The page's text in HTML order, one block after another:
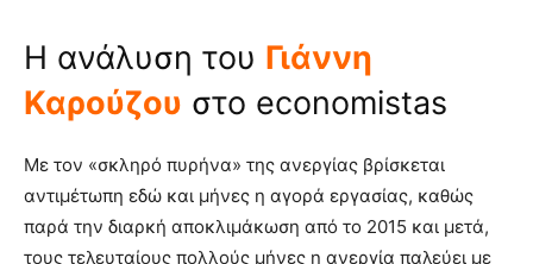
Η ανάλυση του Γιάννη
Καρούζου στο economistas
Με τον «σκληρό πυρήνα» της ανεργίας βρίσκεται
αντιμέτωπη εδώ και μήνες η αγορά εργασίας, καθώς
παρά την διαρκή αποκλιμάκωση από το 2015 και μετά,
τους τελευταίους πολλούς μήνες η ανεργία παλεύει με